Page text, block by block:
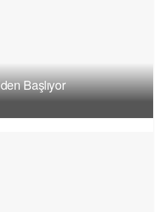
Başlıyor